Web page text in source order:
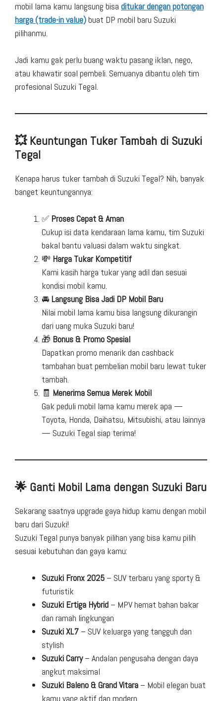
mobil lama kamu langsung bisa ditukar dengan potongan
harga (trade-in value)buat DP mobil baru Suzuki
pilihanmu.
Jadi kamu gak perlu buang waktu pasang iklan, nego,
atau khawatir soal pembeli. Semuanya dibantu oleh tim
profesional Suzuki Tegal.
💥 Keuntungan Tuker Tambah di Suzuki
Tegal
Kenapa harus tuker tambah di Suzuki Tegal? Nih, banyak
banget keuntungannya:
✅ Proses Cepat & Aman
Cukup isi data kendaraan lama kamu, tim Suzuki
bakal bantu valuasi dalam waktu singkat.
💸 Harga Tukar Kompetitif
Kami kasih harga tukar yang adil dan sesuai
kondisi mobil kamu.
🚘 Langsung Bisa Jadi DP Mobil Baru
Nilai mobil lama kamu bisa langsung dikurangin
dari uang muka Suzuki baru!
🎁 Bonus & Promo Spesial
Dapatkan promo menarik dan cashback
tambahan buat pembelian mobil baru lewat tuker
tambah.
🧾 Menerima Semua Merek Mobil
Gak peduli mobil lama kamu merek apa —
Toyota, Honda, Daihatsu, Mitsubishi, atau lainnya
— Suzuki Tegal siap terima!
🌟 Ganti Mobil Lama dengan Suzuki Baru
Sekarang saatnya upgrade gaya hidup kamu dengan mobil
baru dari Suzuki!
Suzuki Tegal punya banyak pilihan yang bisa kamu pilih
sesuai kebutuhan dan gaya kamu:
Suzuki Fronx 2025 – SUV terbaru yang sporty &
futuristik
Suzuki Ertiga Hybrid – MPV hemat bahan bakar
dan ramah lingkungan
Suzuki XL7 – SUV keluarga yang tangguh dan
stylish
Suzuki Carry– Andalan pengusaha dengan daya
angkut maksimal
Suzuki Baleno & Grand Vitara – Mobil elegan buat
kamu yang aktif dan modern